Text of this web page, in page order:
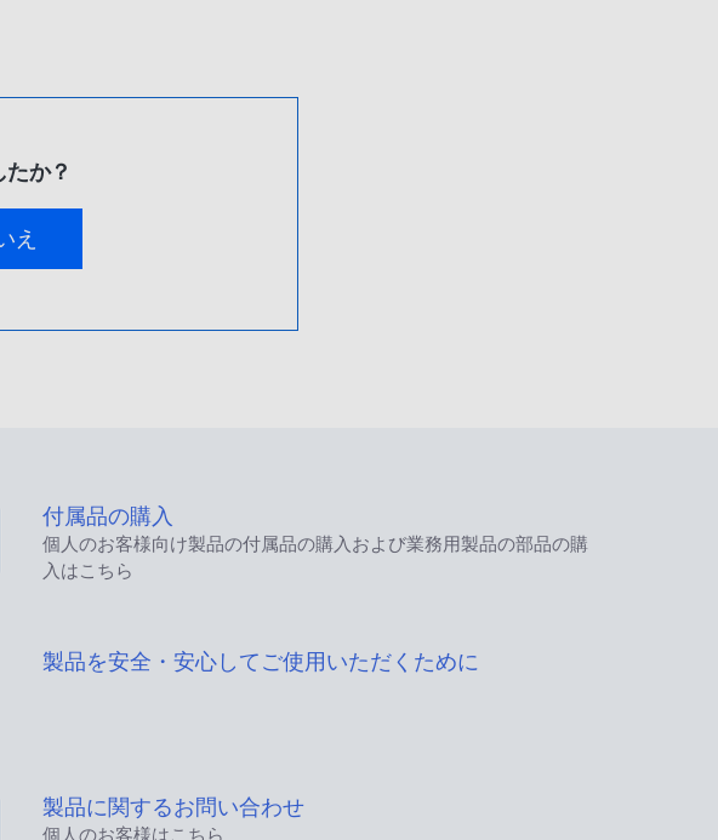
か？
え
付属品の購入
個人のお客様向け製品の付属品の購入および業務用製品の部品の購
入はこちら
製品を安全・安心してご使用いただくために
製品に関するお問い合わせ
個人のお客様はこちら